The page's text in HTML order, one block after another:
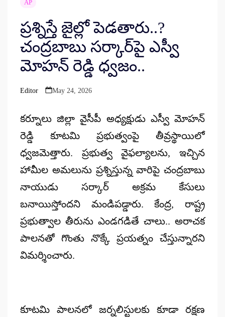
AP
ప్రశ్నిస్తే జైల్లో పెడతారు..?
చంద్రబాబు సర్కార్‌పై ఎస్వీ
మోహన్ రెడ్డి ధ్వజం..
Posted
Editor May 24, 2026
కర్నూలు జిల్లా వైసీపీ అధ్యక్షుడు ఎస్వీ మోహన్
రెడ్డి కూటమి ప్రభుత్వంపై తీవ్రస్థాయిలో
ధ్వజమెత్తారు. ప్రభుత్వ వైఫల్యాలను, ఇచ్చిన
హామీల అమలును ప్రశ్నిస్తున్న వారిపై చంద్రబాబు
నాయుడు సర్కార్ అక్రమ కేసులు
బనాయిస్తోందని మండిపడ్డారు. కేంద్ర, రాష్ట్ర
ప్రభుత్వాల తీరును ఎండగడితే చాలు.. అరాచక
పాలనతో గొంతు నొక్కే ప్రయత్నం చేస్తున్నారని
విమర్శించారు.
కూటమి పాలనలో జర్నలిస్టులకు కూడా రక్షణ